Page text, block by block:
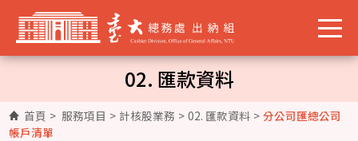
02. 匯款資料
首頁 > 服務項目 > 計核股業務 > 02. 匯款資料 > 分公司匯總公司
帳戶清單